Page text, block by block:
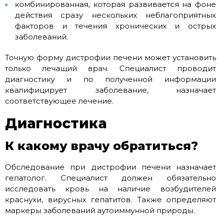
комбинированная, которая развивается на фоне
действия сразу нескольких неблагоприятных
факторов и течения хронических и острых
заболеваний.
Точную форму дистрофии печени может установить
только лечащий врач. Специалист проводит
диагностику и по полученной информации
квалифицирует заболевание, назначает
соответствующее лечение.
Диагностика
К какому врачу обратиться?
Обследование при дистрофии печени назначает
гепатолог. Специалист должен обязательно
исследовать кровь на наличие возбудителей
краснухи, вирусных гепатитов. Также определяют
маркеры заболеваний аутоиммунной природы.